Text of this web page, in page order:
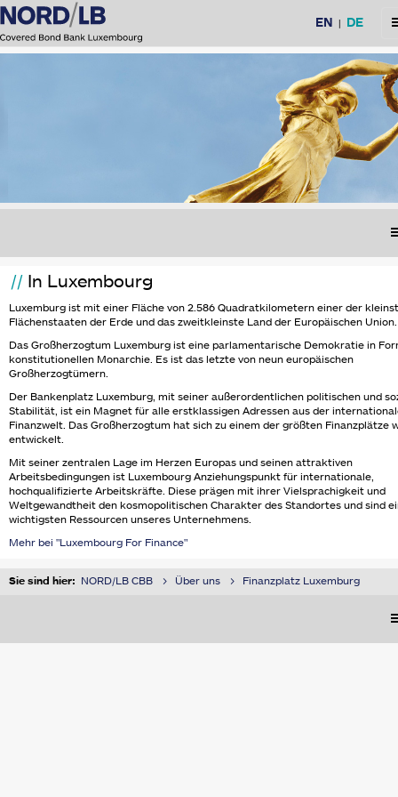
Sprachauswahl
EN | DE
In Luxembourg
Luxemburg ist mit einer Fläche von 2.586 Quadratkilometern einer der
Flächenstaaten der Erde und das zweitkleinste Land der Europäischen Union.
Das Großherzogtum Luxemburg ist eine parlamentarische Demokratie in
konstitutionellen Monarchie. Es ist das letzte von neun europäischen
Großherzogtümern.
Der Bankenplatz Luxemburg, mit seiner außerordentlichen politischen und
Stabilität, ist ein Magnet für alle erstklassigen Adressen aus der
Finanzwelt. Das Großherzogtum hat sich zu einem der größten Finanzplätze
entwickelt.
Mit seiner zentralen Lage im Herzen Europas und seinen attraktiven
Arbeitsbedingungen ist Luxembourg Anziehungspunkt für internationale,
hochqualifizierte Arbeitskräfte. Diese prägen mit ihrer Vielsprachigkeit und
Weltgewandtheit den kosmopolitischen Charakter des Standortes und sind
wichtigsten Ressourcen unseres Unternehmens.
Mehr bei "Luxembourg For Finance"
Sie sind hier: NORD/LB CBB Über uns Finanzplatz Luxemburg